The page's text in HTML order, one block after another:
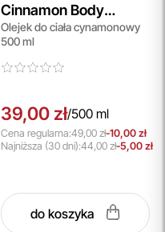
Cinnamon Body
Massage Oil
Olejek do ciała cynamonowy
500 ml
39,00 zł/500 ml
Cena regularna:49,00 zł-10,00 zł
Najniższa (30 dni):44,00 zł-5,00 zł
do koszyka